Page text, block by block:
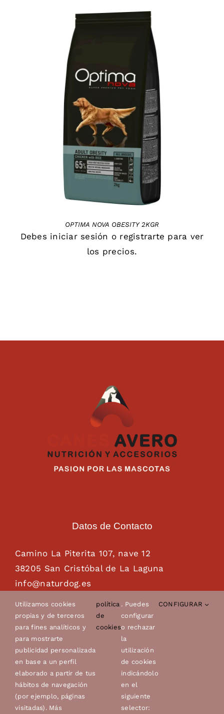
DETAILS
OPTIMA NOVA OBESITY 2KGR
Debes iniciar sesión o registrarte para ver
los precios.
Datos de Contacto
Camino La Piterita 107, nave 12
38205 San Cristóbal de La Laguna
info@naturdog.es
Tel. 922 89 85 89 – 681 28 85 26
Utilizamos cookies
propias y de terceros
para fines analíticos y
para mostrarte
publicidad personalizada
en base a un perfil
elaborado a partir de tus
hábitos de navegación
(por ejemplo, páginas
visitadas). Más
política
de
cookies
. Puedes
configurar
o rechazar
la
utilización
de cookies
indicándolo
en el
siguiente
selector:
CONFIGURAR